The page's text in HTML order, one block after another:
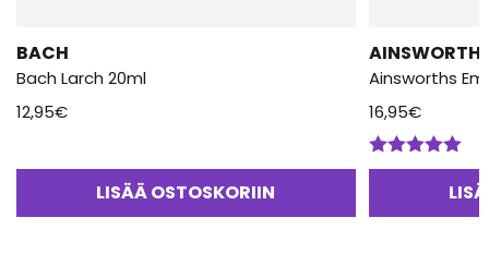
BACH
Bach Larch 20ml
12,95€
LISÄÄ OSTOSKORIIN
Ainsworths
16,95€
Arvostelu